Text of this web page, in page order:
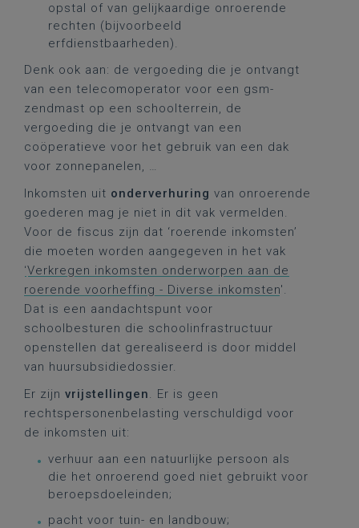
opstal of van gelijkaardige onroerende
rechten (bijvoorbeeld
erfdienstbaarheden).
Denk ook aan: de vergoeding die je ontvangt
van een telecomoperator voor een gsm-
zendmast op een schoolterrein, de
vergoeding die je ontvangt van een
coöperatieve voor het gebruik van een dak
voor zonnepanelen, …
Inkomsten uit onderverhuring van onroerende
goederen mag je niet in dit vak vermelden.
Voor de fiscus zijn dat ‘roerende inkomsten’
die moeten worden aangegeven in het vak
‘Verkregen inkomsten onderworpen aan de
roerende voorheffing - Diverse inkomsten'.
Dat is een aandachtspunt voor
schoolbesturen die schoolinfrastructuur
openstellen dat gerealiseerd is door middel
van huursubsidiedossier.
Er zijn vrijstellingen. Er is geen
rechtspersonenbelasting verschuldigd voor
de inkomsten uit:
verhuur aan een natuurlijke persoon als
die het onroerend goed niet gebruikt voor
beroepsdoeleinden;
pacht voor tuin- en landbouw;